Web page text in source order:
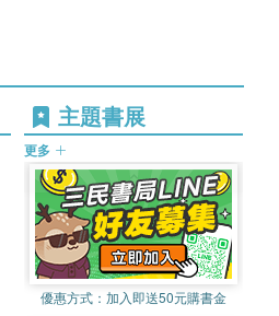
主題書展
更多
優惠方式： 加入即送50元購書金